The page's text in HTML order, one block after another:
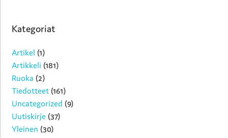
Kategoriat
Artikel (1)
Artikkeli (181)
Ruoka (2)
Tiedotteet (161)
Uncategorized (9)
Uutiskirje (37)
Yleinen (30)